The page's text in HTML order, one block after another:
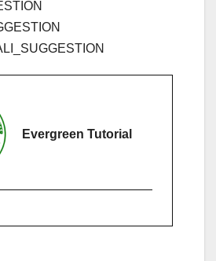
Evergreen Tutorial